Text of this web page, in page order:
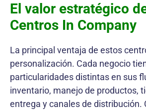
El valor estratégico
Centros In Company
La principal ventaja de estos
personalización. Cada negocio
particularidades distintas en sus
inventario, manejo de productos,
entrega y canales de distribución.